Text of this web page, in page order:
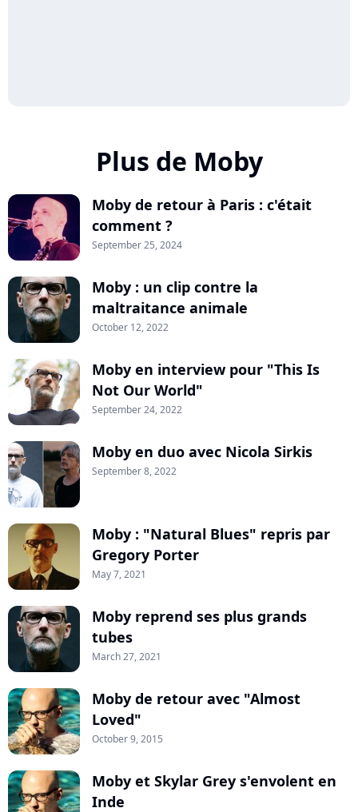
Plus de Moby
Moby de retour à Paris : c'était
comment ?
September 25, 2024
Moby : un clip contre la
maltraitance animale
October 12, 2022
Moby en interview pour "This Is
Not Our World"
September 24, 2022
Moby en duo avec Nicola Sirkis
September 8, 2022
Moby : "Natural Blues" repris par
Gregory Porter
May 7, 2021
Moby reprend ses plus grands
tubes
March 27, 2021
Moby de retour avec "Almost
Loved"
October 9, 2015
Moby et Skylar Grey s'envolent en
Inde